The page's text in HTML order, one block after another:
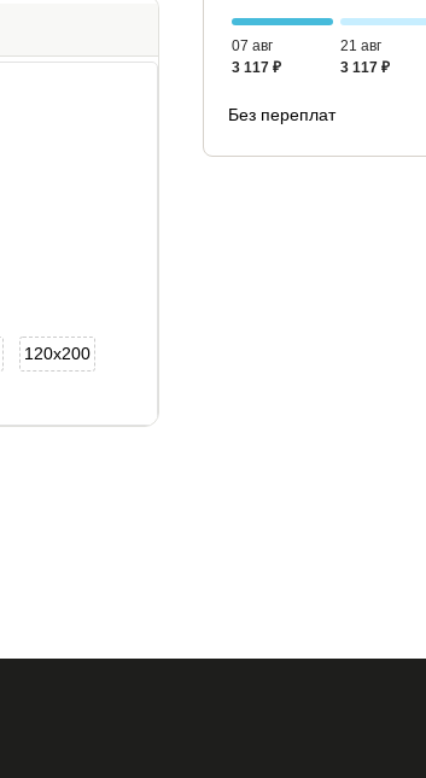
07 авг
3 117 ₽
21 авг
3 117 ₽
Без переплат
120x200